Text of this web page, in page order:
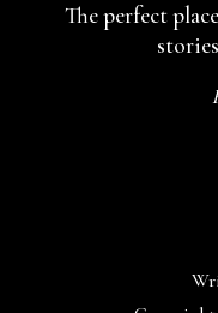
The perfect